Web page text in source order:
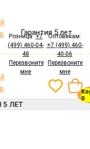
0
Гарантия 5 лет
Оптовикам:
+7 (499) 460-
40-06
Перезвоните
мне
Розница:+7
(499) 460-04-
48
Перезвоните
мне
ЛЕТ